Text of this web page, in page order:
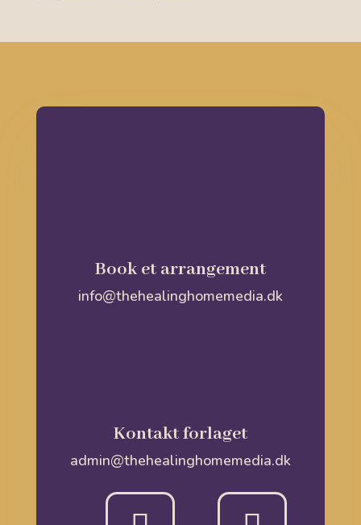
Book et arrangement
info@thehealinghomemedia.dk
Kontakt forlaget
admin@thehealinghomemedia.dk